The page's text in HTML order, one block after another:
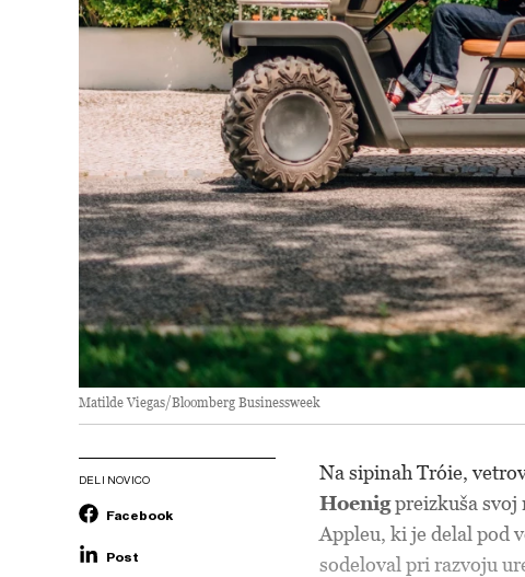
Matilde Viegas/Bloomberg Businessweek
DELI NOVICO
Facebook
Post
Na sipinah Tróie,
Hoenigpreizkuša svoj
Appleu, ki je delal pod
sodeloval pri razvoju